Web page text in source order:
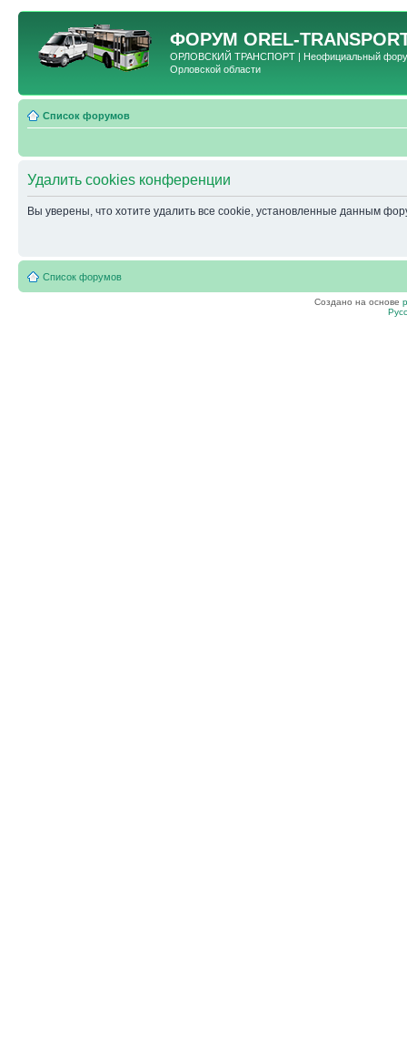
ФОРУМ OREL-
ОРЛОВСКИЙ ТРАНСПОРТ | Неофициальный форум
Орловской области
Список форумов
Удалить cookies конференции
Вы уверены, что хотите удалить все cookie, установленные данным
Список форумов
Создано на основе